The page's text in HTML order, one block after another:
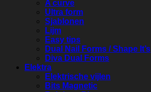
A curve
Ultra form
Sjablonen
Lijm
Easy tips
Dual Nail Forms / Shape It’s
Diva Dual Forms
Elektra
Elektrische vijlen
Bits Magnetic